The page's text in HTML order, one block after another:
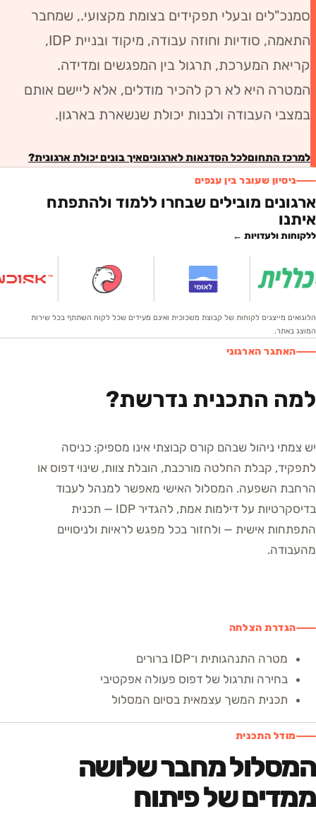
סמנכ"לים ובעלי תפקידים בצומת מקצועי., שמחבר
התאמה, סודיות וחוזה עבודה, מיקוד ובניית IDP,
קריאת המערכת, תרגול בין המפגשים ומדידה.
המטרה היא לא רק להכיר מודלים, אלא ליישם אותם
במצבי העבודה ולבנות יכולת שנשארת בארגון.
למרכז התחוםלכל הסדנאות לארגוניםאיך בונים יכולת ארגונית?
ניסיון שעובר בין ענפים
ארגונים מובילים שבחרו ללמוד ולהתפתח
איתנו
ללקוחות ולעדויות ←
הלוגואים מייצגים לקוחות של קבוצת משכוכית ואינם מעידים שכל לקוח השתתף בכל שירות
המוצג באתר.
האתגר הארגוני
למה התכנית נדרשת?
יש צמתי ניהול שבהם קורס קבוצתי אינו מספיק: כניסה
לתפקיד, קבלת החלטה מורכבת, הובלת צוות, שינוי דפוס או
הרחבת השפעה. המסלול האישי מאפשר למנהל לעבוד
בדיסקרטיות על דילמות אמת, להגדיר IDP — תכנית
התפתחות אישית — ולחזור בכל מפגש לראיות ולניסויים
מהעבודה.
הגדרת הצלחה
מטרה התנהגותית ו־IDP ברורים
בחירה ותרגול של דפוס פעולה אפקטיבי
תכנית המשך עצמאית בסיום המסלול
מודל התכנית
המסלול מחבר שלושה
ממדים של פיתוח